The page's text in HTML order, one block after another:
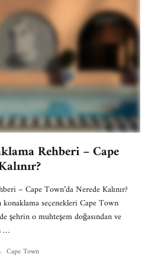
Rehberi – Cape
– Cape Town’da Nerede Kalınır?
seçenekleri Cape Town
şehrin o muhteşem doğasından ve
…
Cape Town